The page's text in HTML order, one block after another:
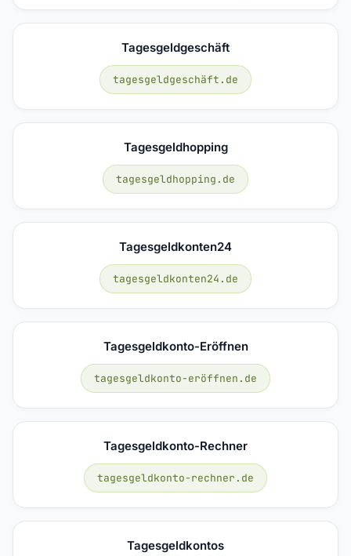
Tagesgeldgeschäft
tagesgeldgeschäft.de
Tagesgeldhopping
tagesgeldhopping.de
Tagesgeldkonten24
tagesgeldkonten24.de
Tagesgeldkonto-Eröffnen
tagesgeldkonto-eröffnen.de
Tagesgeldkonto-Rechner
tagesgeldkonto-rechner.de
Tagesgeldkontos